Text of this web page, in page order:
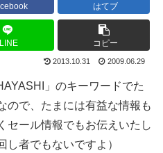
はてブ
LINE コピー
2013.10.31 2009.06.29
」のキーワードでた
ので、たまには有益な情報も
セール情報でもお伝えいたし
し者でもないですよ）